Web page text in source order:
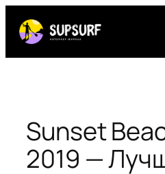
содержимому
Sunset
2019 —